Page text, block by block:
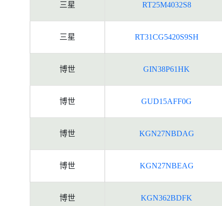
三星 RT25M4032S8
三星 RT31CG5420S9SH
博世 GIN38P61HK
博世 GUD15AFF0G
博世 KGN27NBDAG
博世 KGN27NBEAG
博世 KGN362BDFK